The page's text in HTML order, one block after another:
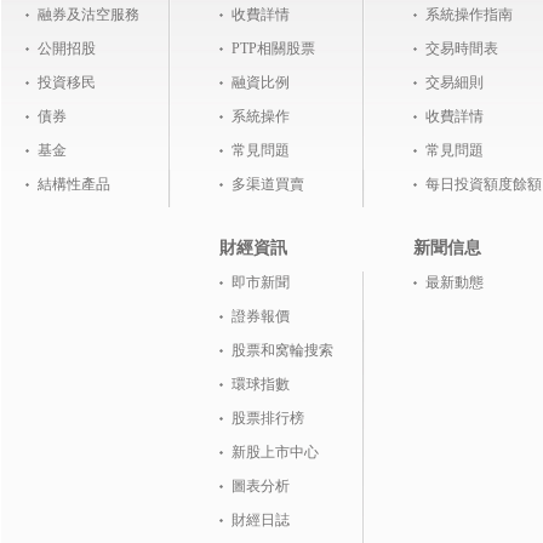
融券及沽空服務
公開招股
投資移民
債券
基金
結構性產品
收費詳情
PTP相關股票
融資比例
系統操作
常見問題
多渠道買賣
財經資訊
即市新聞
證券報價
股票和窝輪搜索
環球指數
股票排行榜
新股上市中心
圖表分析
財經日誌
系統操作指南
交易時間表
交易細則
收費詳情
常見問題
每日投資額度餘額
新聞信息
最新動態